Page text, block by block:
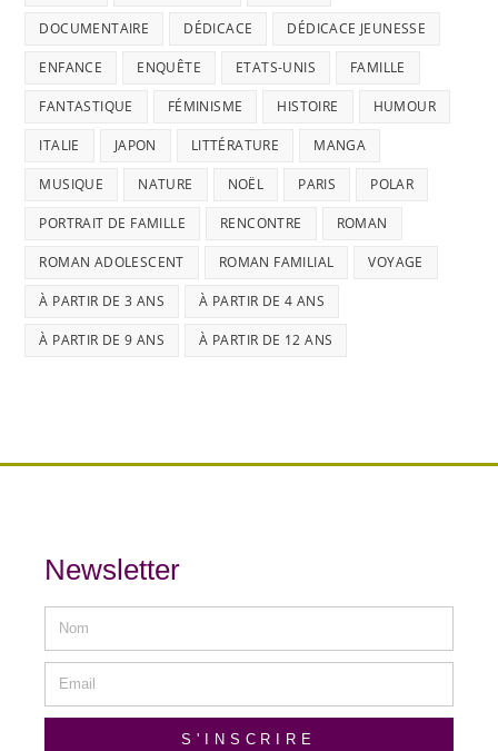
DOCUMENTAIRE DÉDICACE DÉDICACE JEUNESSE
ENFANCE ENQUÊTE ETATS-UNIS FAMILLE
FANTASTIQUE FÉMINISME HISTOIRE HUMOUR
ITALIE JAPON LITTÉRATURE MANGA
MUSIQUE NATURE NOËL PARIS POLAR
PORTRAIT DE FAMILLE RENCONTRE ROMAN
ROMAN ADOLESCENT ROMAN FAMILIAL VOYAGE
À PARTIR DE 3 ANS À PARTIR DE 4 ANS
À PARTIR DE 9 ANS À PARTIR DE 12 ANS
Newsletter
S'INSCRIRE